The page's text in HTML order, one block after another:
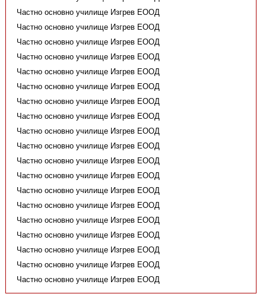
Частно основно училище Изгрев ЕООД
Частно основно училище Изгрев ЕООД
Частно основно училище Изгрев ЕООД
Частно основно училище Изгрев ЕООД
Частно основно училище Изгрев ЕООД
Частно основно училище Изгрев ЕООД
Частно основно училище Изгрев ЕООД
Частно основно училище Изгрев ЕООД
Частно основно училище Изгрев ЕООД
Частно основно училище Изгрев ЕООД
Частно основно училище Изгрев ЕООД
Частно основно училище Изгрев ЕООД
Частно основно училище Изгрев ЕООД
Частно основно училище Изгрев ЕООД
Частно основно училище Изгрев ЕООД
Частно основно училище Изгрев ЕООД
Частно основно училище Изгрев ЕООД
Частно основно училище Изгрев ЕООД
Частно основно училище Изгрев ЕООД